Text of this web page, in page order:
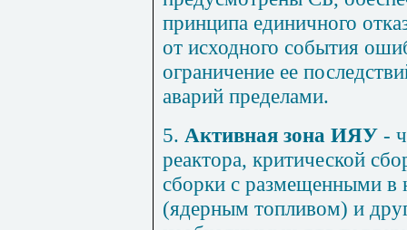
принципа единичного
от исходного события
ограничение ее
аварий пределами.
5. Активная зона ИЯУ -
реактора, критической
сборки с размещенными в
(ядерным топливом) и